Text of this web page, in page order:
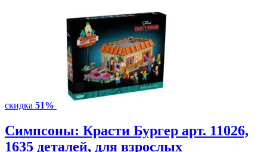
скидка 51%
Симпсоны: Красти Бургер арт. 11026,
1635 деталей, для взрослых